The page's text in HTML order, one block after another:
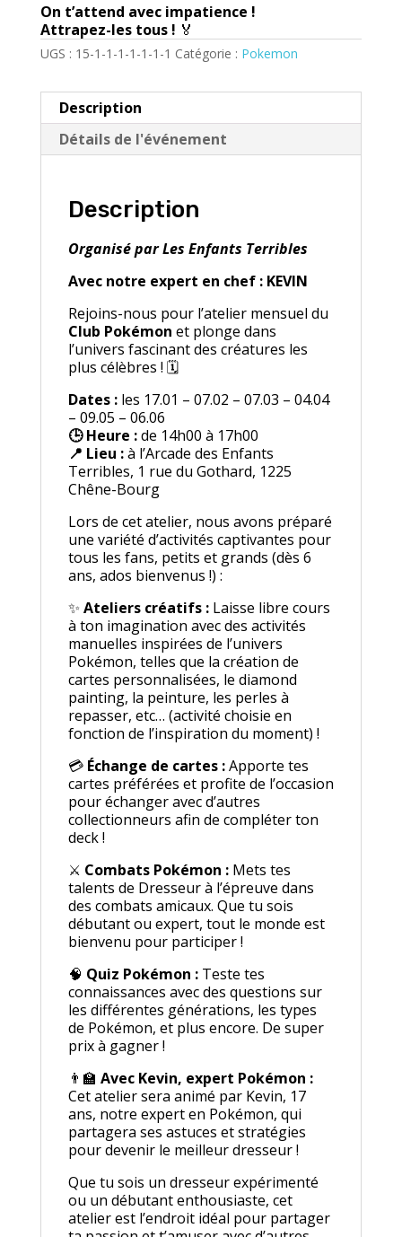
On t’attend avec impatience !
Attrapez-les tous ! 🏅
UGS : 15-1-1-1-1-1-1-1 Catégorie : Pokemon
Description
Détails de l'événement
Description
Organisé par Les Enfants Terribles
Avec notre expert en chef : KEVIN
Rejoins-nous pour l’atelier mensuel du
Club Pokémon et plonge dans
l’univers fascinant des créatures les
plus célèbres ! 🗓
Dates :les 17.01 – 07.02 – 07.03 – 04.04
– 09.05 – 06.06
🕒 Heure :de 14h00 à 17h00
📍 Lieu :à l’Arcade des Enfants
Terribles, 1 rue du Gothard, 1225
Chêne-Bourg
Lors de cet atelier, nous avons préparé
une variété d’activités captivantes pour
tous les fans, petits et grands (dès 6
ans, ados bienvenus !) :
✨ Ateliers créatifs :Laisse libre cours
à ton imagination avec des activités
manuelles inspirées de l’univers
Pokémon, telles que la création de
cartes personnalisées, le diamond
painting, la peinture, les perles à
repasser, etc… (activité choisie en
fonction de l’inspiration du moment) !
💳 Échange de cartes :Apporte tes
cartes préférées et profite de l’occasion
pour échanger avec d’autres
collectionneurs afin de compléter ton
deck !
⚔️ Combats Pokémon :Mets tes
talents de Dresseur à l’épreuve dans
des combats amicaux. Que tu sois
débutant ou expert, tout le monde est
bienvenu pour participer !
🧠 Quiz Pokémon :Teste tes
connaissances avec des questions sur
les différentes générations, les types
de Pokémon, et plus encore. De super
prix à gagner !
👨‍🏫 Avec Kevin, expert Pokémon :
Cet atelier sera animé par Kevin, 17
ans, notre expert en Pokémon, qui
partagera ses astuces et stratégies
pour devenir le meilleur dresseur !
Que tu sois un dresseur expérimenté
ou un débutant enthousiaste, cet
atelier est l’endroit idéal pour partager